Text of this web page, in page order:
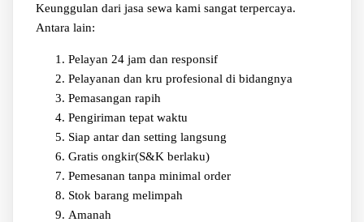
Keunggulan dari jasa sewa kami sangat terpercaya.
Antara lain:
Pelayan 24 jam dan responsif
Pelayanan dan kru profesional di bidangnya
Pemasangan rapih
Pengiriman tepat waktu
Siap antar dan setting langsung
Gratis ongkir(S&K berlaku)
Pemesanan tanpa minimal order
Stok barang melimpah
Amanah